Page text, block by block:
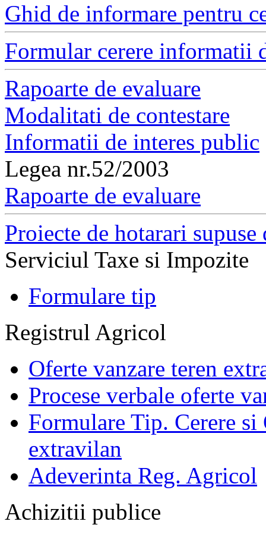
Ghid de informare pentru
Formular cerere informatii
Rapoarte de evaluare
Modalitati de contestare
Informatii de interes public
Legea nr.52/2003
Rapoarte de evaluare
Proiecte de hotarari
Serviciul Taxe si Impozite
Formulare tip
Registrul Agricol
Oferte vanzare teren
Procese verbale oferte
Formulare Tip. Cerere si
extravilan
Adeverinta Reg. Agricol
Achizitii publice